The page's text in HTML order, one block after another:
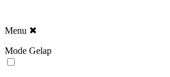
Menu ✖
Mode Gelap